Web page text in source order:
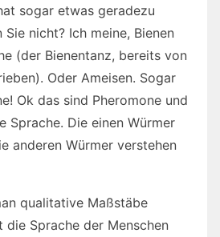
sogar etwas geradezu
nicht? Ich meine, Bienen
(der Bienentanz, bereits von
Oder Ameisen. Sogar
Ok das sind Pheromone und
Sprache. Die einen Würmer
anderen Würmer verstehen
qualitative Maßstäbe
die Sprache der Menschen